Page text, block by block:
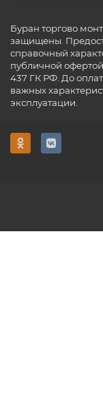
Буран торгово
защищены.
справочный
публичной
437 ГК РФ. До
важных
эксплуатации.